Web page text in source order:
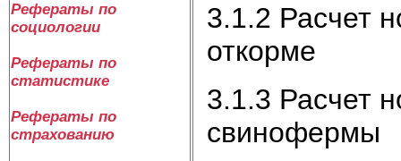
Рефераты по
социологии
Рефераты по
статистике
Рефераты по
страхованию
3.1.2 Расчет
откорме
3.1.3 Расчет
свинофермы